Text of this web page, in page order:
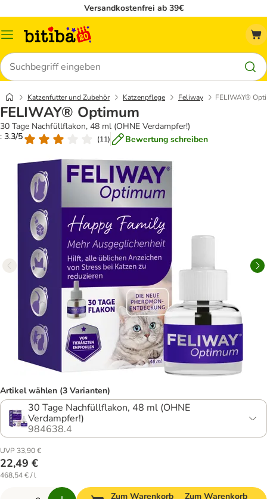
Versandkostenfrei ab 39€
Menü
Suchen
Katzenfutter und Zubehör Katzenpflege Feliway FELIWAY®
FELIWAY® Optimum
30 Tage Nachfüllflakon, 48 ml (OHNE Verdampfer!)
: 3.3/5
(11) Bewertung schreiben
Artikel wählen (3 Varianten)
30 Tage Nachfüllflakon, 48 ml (OHNE
Verdampfer!)
984638.4
UVP 33,90 €
22,49 €
468,54 € / l
Zum Warenkorb
Zum Warenkorb